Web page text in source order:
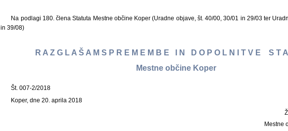
Na podlagi 180. člena Statuta Mestne občine Koper (Uradne objave, št. 40/00, 30/01 in 29/03 ter
in 39/08)
R A Z G L A Š A M S P R E M E M B E I N D O P O L N I T V E S T
Mestne občine Koper
Št. 007-2/2018
Koper, dne 20. aprila 2018
Mestne